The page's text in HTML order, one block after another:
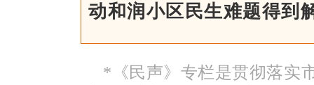
动和润小区民生难题得到
*《民声》专栏是贯彻落实